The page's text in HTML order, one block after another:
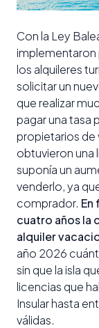
Con la Ley
implementaron
los alquileres
solicitar un
que realizar
pagar una tasa
propietarios de
obtuvieron una
suponía un
venderlo, ya
comprador. En
cuatro años la
alquiler
año 2026
sin que la isla
licencias que
Insular hasta
válidas.